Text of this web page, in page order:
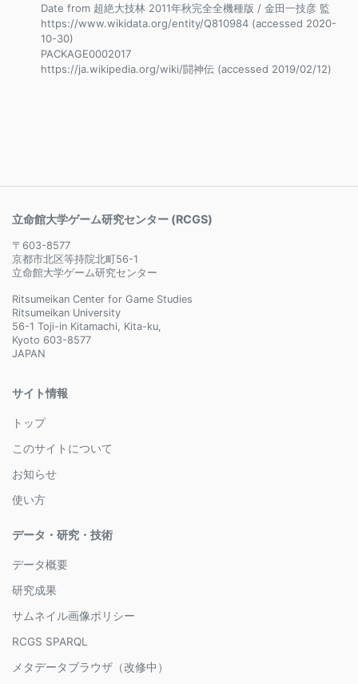
Date from 超絶大技林 2011年秋完全全機種版 / 金田一技彦 監
https://www.wikidata.org/entity/Q810984 (accessed 2020-
10-30)
PACKAGE0002017
https://ja.wikipedia.org/wiki/闘神伝 (accessed 2019/02/12)
立命館大学ゲーム研究センター (RCGS)
〒603-8577
京都市北区等持院北町56-1
立命館大学ゲーム研究センター
Ritsumeikan Center for Game Studies
Ritsumeikan University
56-1 Toji-in Kitamachi, Kita-ku,
Kyoto 603-8577
JAPAN
サイト情報
トップ
このサイトについて
お知らせ
使い方
データ・研究・技術
データ概要
研究成果
サムネイル画像ポリシー
RCGS SPARQL
メタデータブラウザ（改修中）